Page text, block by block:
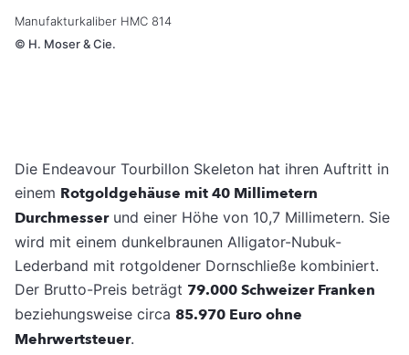
Manufakturkaliber HMC 814
© H. Moser & Cie.
Die Endeavour Tourbillon Skeleton hat ihren Auftritt in
einem Rotgoldgehäuse mit 40 Millimetern
Durchmesserund einer Höhe von 10,7 Millimetern. Sie
wird mit einem dunkelbraunen Alligator-Nubuk-
Lederband mit rotgoldener Dornschließe kombiniert.
Der Brutto-Preis beträgt 79.000 Schweizer Franken
beziehungsweise circa 85.970 Euro ohne
Mehrwertsteuer.